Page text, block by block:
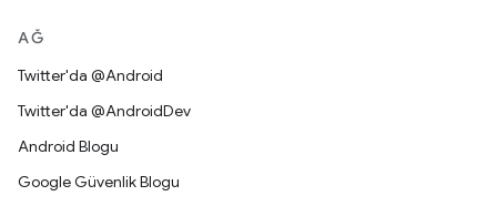
AĞ
Twitter'da @Android
Twitter'da @AndroidDev
Android Blogu
Google Güvenlik Blogu